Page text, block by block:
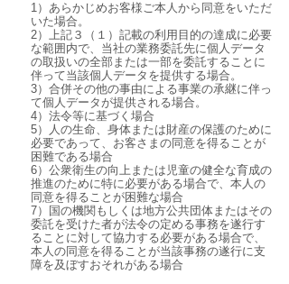
1）あらかじめお客様ご本人から同意をいただ
いた場合。
2）上記３（１）記載の利用目的の達成に必要
な範囲内で、当社の業務委託先に個人データ
の取扱いの全部または一部を委託することに
伴って当該個人データを提供する場合。
3）合併その他の事由による事業の承継に伴っ
て個人データが提供される場合。
4）法令等に基づく場合
5）人の生命、身体または財産の保護のために
必要であって、お客さまの同意を得ることが
困難である場合
6）公衆衛生の向上または児童の健全な育成の
推進のために特に必要がある場合で、本人の
同意を得ることが困難な場合
7）国の機関もしくは地方公共団体またはその
委託を受けた者が法令の定める事務を遂行す
ることに対して協力する必要がある場合で、
本人の同意を得ることが当該事務の遂行に支
障を及ぼすおそれがある場合